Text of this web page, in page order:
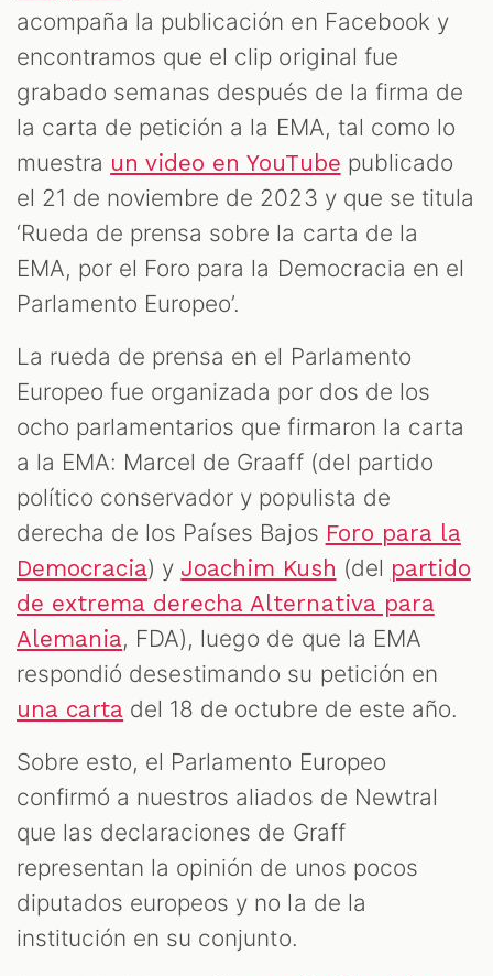
acompaña la publicación en Facebook y
encontramos que el clip original fue
grabado semanas después de la firma de
la carta de petición a la EMA, tal como lo
muestra un video en YouTube publicado
el 21 de noviembre de 2023 y que se titula
‘Rueda de prensa sobre la carta de la
EMA, por el Foro para la Democracia en el
Parlamento Europeo’.
La rueda de prensa en el Parlamento
Europeo fue organizada por dos de los
ocho parlamentarios que firmaron la carta
a la EMA: Marcel de Graaff (del partido
político conservador y populista de
derecha de los Países Bajos Foro para la
Democracia) y Joachim Kush (del partido
de extrema derecha Alternativa para
Alemania, FDA), luego de que la EMA
respondió desestimando su petición en
una carta del 18 de octubre de este año.
Sobre esto, el Parlamento Europeo
confirmó a nuestros aliados de Newtral
que las declaraciones de Graff
representan la opinión de unos pocos
diputados europeos y no la de la
institución en su conjunto.